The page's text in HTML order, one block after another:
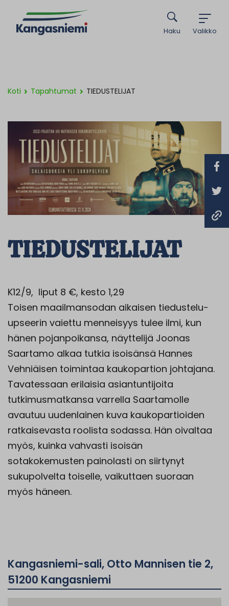
Valikko
Haku
Koti Tapahtumat TIEDUSTELIJAT
TIEDUSTELIJAT
K12/9, liput 8 €, kesto 1,29
Toisen maailmansodan aikaisen tiedustelu-
upseerin vaiettu menneisyys tulee ilmi, kun
hänen pojanpoikansa, näyttelijä Joonas
Saartamo alkaa tutkia isoisänsä Hannes
Vehniäisen toimintaa kaukopartion johtajana.
Tavatessaan erilaisia asiantuntijoita
tutkimusmatkansa varrella Saartamolle
avautuu uudenlainen kuva kaukopartioiden
ratkaisevasta roolista sodassa. Hän oivaltaa
myös, kuinka vahvasti isoisän
sotakokemusten painolasti on siirtynyt
sukupolvelta toiselle, vaikuttaen suoraan
myös häneen.
Kangasniemi-sali, Otto Mannisen tie 2,
51200 Kangasniemi